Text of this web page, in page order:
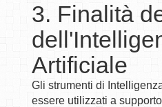
3. Finalità
Artificiale
Gli strumenti di
essere utilizzati a